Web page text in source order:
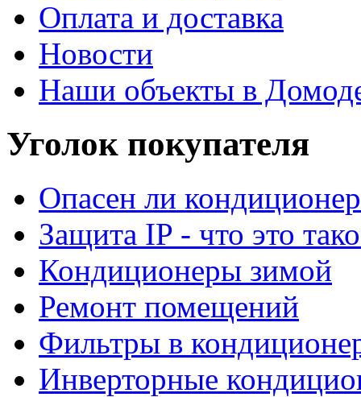
Оплата и доставка
Новости
Наши объекты в
Уголок покупателя
Опасен ли
Защита IP - что это
Кондиционеры зимой
Ремонт помещений
Фильтры в
Инверторные